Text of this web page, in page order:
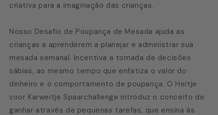
criativa para a imaginação das crianças.
Nosso Desafio de Poupança de Mesada ajuda as
crianças a aprenderem a planejar e administrar sua
mesada semanal. Incentiva a tomada de decisões
sábias, ao mesmo tempo que enfatiza o valor do
dinheiro e o comportamento de poupança. O Heitje
voor Karweitje Spaarchallenge introduz o conceito de
ganhar através de pequenas tarefas, que ensina às